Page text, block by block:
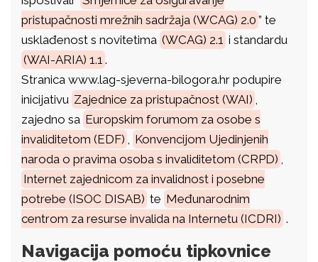
pristupačnosti mrežnih sadržaja (WCAG) 2.0 ” te
usklađenost s novitetima (WCAG) 2.1 i standardu
(WAI-ARIA) 1.1 .
Stranica www.lag-sjeverna-bilogora.hr podupire
inicijativu Zajednice za pristupačnost (WAI)
zajedno sa Europskim forumom za osobe s
invaliditetom (EDF)
Konvencijom Ujedinjenih
naroda o pravima osoba s invaliditetom (CRPD)
Internet zajednicom za invalidnost i posebne
potrebe (ISOC DISAB) te Međunarodnim
centrom za resurse invalida na Internetu (ICDRI) .
Navigacija pomoću tipkovnice